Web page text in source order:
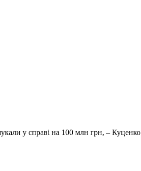
у справі на 100 млн грн, – Куценко